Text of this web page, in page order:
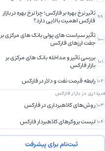
99 تاثیر نرخ بهره بر فارکس؛ چرا نرخ بهره در بازار
فارکس اهمیت بالایی دارد؟
100 تأثیر سیاست های پولی بانک های مرکزی بر
جفت ارزهای فارکس
101 بررسی تاثیر و مداخله بانک های مرکزی بر
بازار فارکس
102رابطه قیمت نفت و دلار در فارکس
در بازار فارکس
103روش‌های کلاهبرداری در فارکس
104لیست بروکرهای کلاهبردار فارکس
ثبت‌نام برای پیشرفت